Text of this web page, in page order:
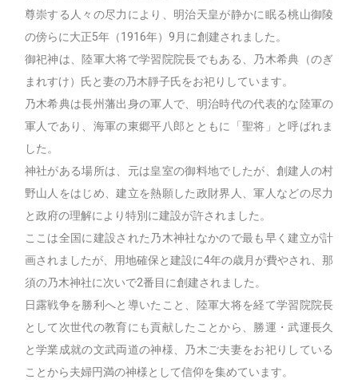
尊崇する人々の尽力により、明治天皇が静かに眠る桃山御陵
の傍らに大正5年（1916年）9月に創建されました。
御祀神は、陸軍大将で学習院院長でもある、乃木希典（のぎ
まれすけ）氏と妻の乃木靜子氏をお祀りしています。
乃木希典は長州藩出身の軍人で、明治時代の代表的な陸軍の
軍人であり、海軍の東郷平八郎とともに「聖将」と呼ばれま
した。
神社がある場所は、元は皇室の御料地でしたが、創建人の村
野山人をはじめ、建立を熱願した政財界人、軍人などの尽力
と政府の理解により特別に建設が許されました。
ここは全国に建設された乃木神社なかので最も早く建立が計
画されましたが、用地確保と建設に4年の歳月が費やされ、那
須の乃木神社に次いで2番目に創建されました。
日露戦争を勝利へと導いたこと、陸軍大将を経て学習院院長
として次世代の教育にも貢献したことから、勝運・武運長久
と学業成就の文武両道の神様、乃木ご夫妻をお祀りしている
ことから夫婦円満の神様として信仰を集めています。